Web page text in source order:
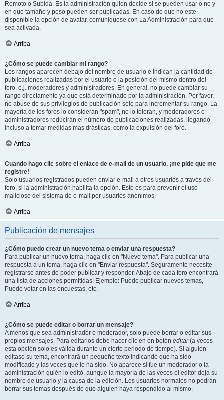
Remoto o Subida. Es la administración quien decide si se pueden usar o no y
en que tamaño y peso pueden ser publicadas. En caso de que no este
disponible la opción de avatar, comuníquese con La Administración para que
sea activada.
Arriba
¿Cómo se puede cambiar mi rango?
Los rangos aparecen debajo del nombre de usuario e indican la cantidad de
publicaciones realizadas por el usuario o la posición del mismo dentro del
foro, e.j. moderadores y administradores. En general, no puede cambiar su
rango directamente ya que está determinado por la administración. Por favor,
no abuse de sus privilegios de publicación solo para incrementar su rango. La
mayoría de los foros lo consideran "spam", no lo toleran, y moderadores o
administradores reducirán el número de publicaciones realizadas, llegando
incluso a tomar medidas mas drásticas, como la expulsión del foro.
Arriba
Cuando hago clic sobre el enlace de e-mail de un usuario, ¡me pide que me
registre!
Solo usuarios registrados pueden enviar e-mail a otros usuarios a través del
foro, si la administración habilita la opción. Esto es para prevenir el uso
malicioso del sistema de e-mail por usuarios anónimos.
Arriba
Publicación de mensajes
¿Cómo puedo crear un nuevo tema o enviar una respuesta?
Para publicar un nuevo tema, haga clic en "Nuevo tema". Para publicar una
respuesta a un tema, haga clic en "Enviar respuesta". Seguramente necesite
registrarse antes de poder publicar y responder. Abajo de cada foro encontrará
una lista de acciones permitidas. Ejemplo: Puede publicar nuevos temas,
Puede votar en las encuestas, etc.
Arriba
¿Cómo se puede editar o borrar un mensaje?
A menos que sea administrador o moderador, solo puede borrar o editar sus
propios mensajes. Para editarlos debe hacer clic en en botón editar(a veces
esta opción solo es válida durante un cierto periodo de tiempo). Si alguien
editase su tema, encontrará un pequeño texto indicando que ha sido
modificado y las veces que lo ha sido. No aparece si fue un moderador o la
administración quién lo editó, aunque la mayoría de las veces el editor deja su
nombre de usuario y la causa de la edición. Los usuarios normales no podrán
borrar sus temas después de que alguien haya respondido al mismo.